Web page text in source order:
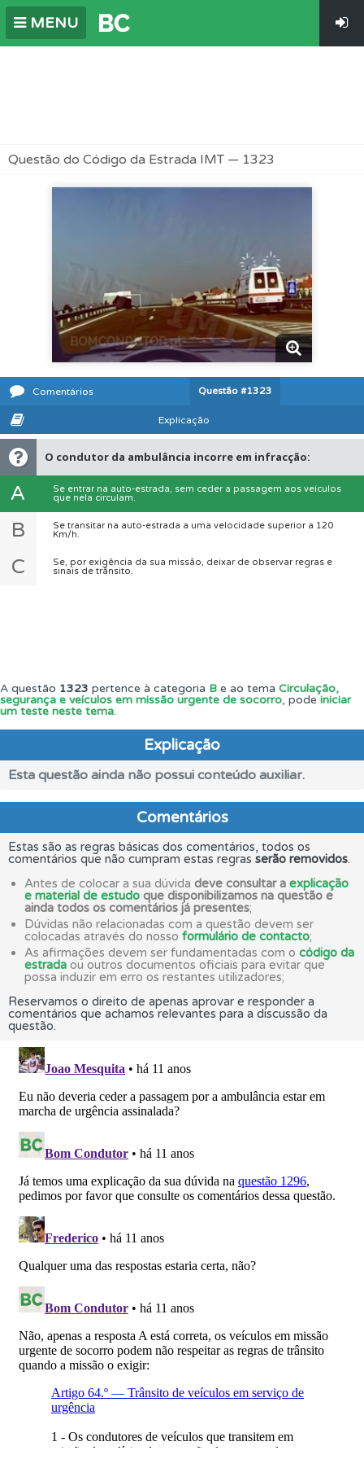
MENU
Questão do Código da Estrada IMT — 1323
Comentários Questão #1323
Explicação
O condutor da ambulância incorre em infracção:
A
Se entrar na auto-estrada, sem ceder a passagem aos veículos
que nela circulam.
B
Se transitar na auto-estrada a uma velocidade superior a 120
Km/h.
C
Se, por exigência da sua missão, deixar de observar regras e
sinais de trânsito.
A questão 1323 pertence à categoria B e ao tema Circulação,
segurança e veículos em missão urgente de socorro, pode iniciar
um teste neste tema.
Explicação
Esta questão ainda não possui conteúdo auxiliar.
Comentários
Estas são as regras básicas dos comentários, todos os
comentários que não cumpram estas regras serão removidos.
Antes de colocar a sua dúvida deve consultar a explicação
e material de estudo que disponibilizamos na questão e
ainda todos os comentários já presentes;
Dúvidas não relacionadas com a questão devem ser
colocadas através do nosso formulário de contacto;
As afirmações devem ser fundamentadas com o código da
estrada ou outros documentos oficiais para evitar que
possa induzir em erro os restantes utilizadores;
Reservamos o direito de apenas aprovar e responder a
comentários que achamos relevantes para a discussão da
questão.